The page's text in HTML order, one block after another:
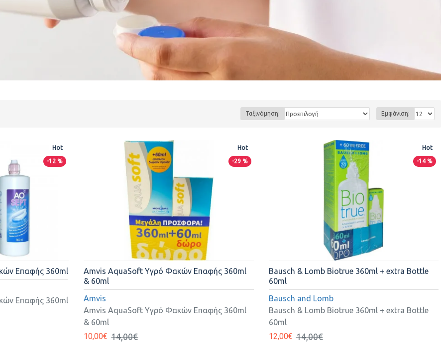
Ταξινόμηση: Εμφάνιση:
Hot
-12 %
Επαφής 360ml
Επαφής 360ml
Hot
-29 %
Amvis
Amvis AquaSoft Υγρό Φακών Επαφής 360ml
& 60ml
Amvis AquaSoft Υγρό Φακών Επαφής 360ml
& 60ml
10,00€ 14,00€
Hot
-14 %
Bausch and Lomb
Bausch & Lomb Biotrue 360ml + extra Bottle
60ml
Bausch & Lomb Biotrue 360ml + extra Bottle
60ml
12,00€ 14,00€